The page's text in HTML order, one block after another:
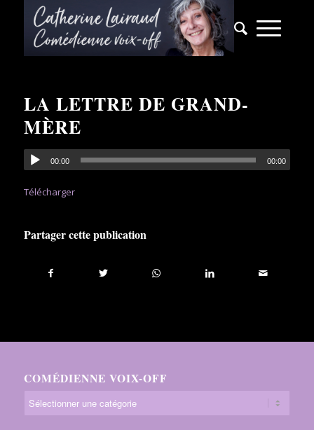
LA LETTRE DE GRAND-
MÈRE
00:00 00:00
Télécharger
Partager cette publication
COMÉDIENNE VOIX-OFF